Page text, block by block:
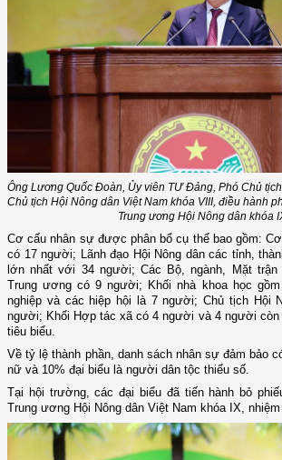
Ông Lương Quốc Đoàn, Ủy viên TƯ Đảng, Phó Chủ
Chủ tịch Hội Nông dân Việt Nam khóa VIII, điều hành
Trung ương Hội Nông dân khóa
Cơ cấu nhân sự được phân bổ cụ thể bao gồm:
có 17 người; Lãnh đạo Hội Nông dân các tỉnh,
lớn nhất với 34 người; Các Bộ, ngành, Mặt
Trung ương có 9 người; Khối nhà khoa học
nghiệp và các hiệp hội là 7 người; Chủ tịch Hội
người; Khối Hợp tác xã có 4 người và 4 người còn
tiêu biểu.
Về tỷ lệ thành phần, danh sách nhân sự đảm bảo
nữ và 10% đại biểu là người dân tộc thiểu số.
Tại hội trường, các đại biểu đã tiến hành bỏ
Trung ương Hội Nông dân Việt Nam khóa IX,